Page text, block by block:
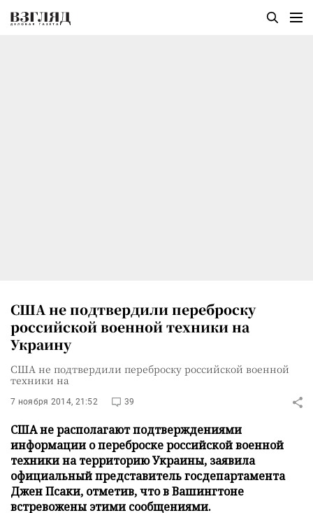
США не подтвердили переброску
российской военной техники на
Украину
США не подтвердили переброску российской военной
техники на
7 ноября 2014, 21:52 39
США не располагают подтверждениями
информации о переброске российской военной
техники на территорию Украины, заявила
официальный представитель госдепартамента
Джен Псаки, отметив, что в Вашингтоне
встревожены этими сообщениями.